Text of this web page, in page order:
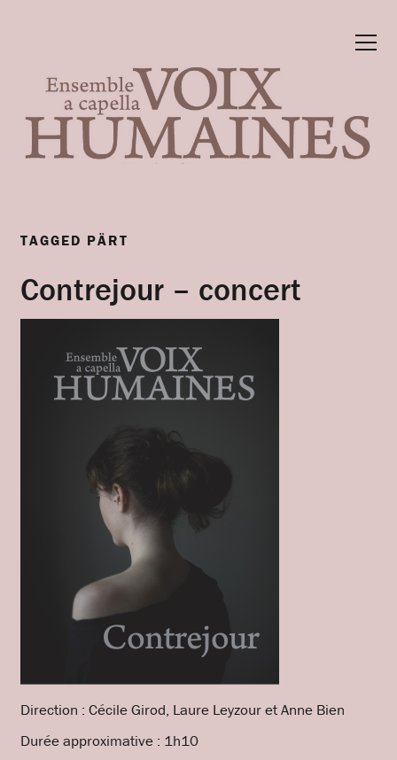
TAGGED PÄRT
Contrejour – concert
Direction : Cécile Girod, Laure Leyzour et Anne Bien
Durée approximative : 1h10